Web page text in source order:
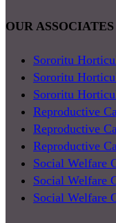
OUR ASSOCIATES
Sororitu
Sororitu
Sororitu
Reproductive
Reproductive
Reproductive
Social Welfare
Social Welfare
Social Welfare